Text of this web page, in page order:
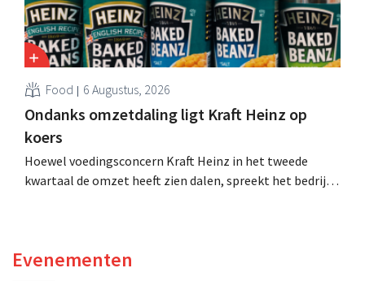
Food 6 Augustus, 2026
Ondanks omzetdaling ligt Kraft Heinz op
koers
Hoewel voedingsconcern Kraft Heinz in het tweede
kwartaal de omzet heeft zien dalen, spreekt het bedrijf
Evenementen